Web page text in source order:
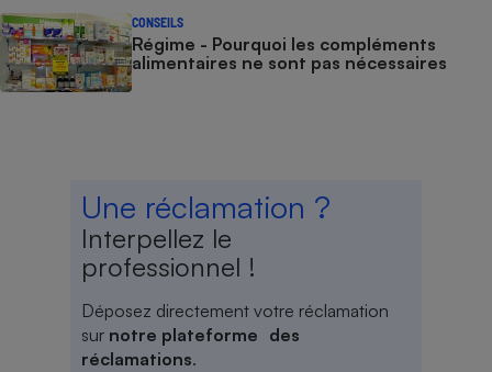
CONSEILS
Régime - Pourquoi les compléments
alimentaires ne sont pas nécessaires
Une réclamation ?
Interpellez le
professionnel !
Déposez directement votre réclamation
sur notre plateforme des
réclamations.